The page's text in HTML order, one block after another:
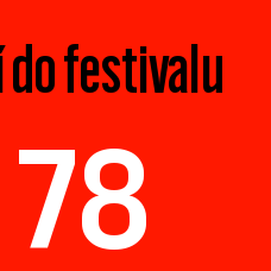
do festivalu
78